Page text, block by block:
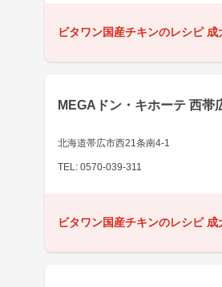
ビタワン国産チキンのレシピ
MEGAドン・キホーテ 西帯
北海道帯広市西21条南4-1
TEL: 0570-039-311
ビタワン国産チキンのレシピ